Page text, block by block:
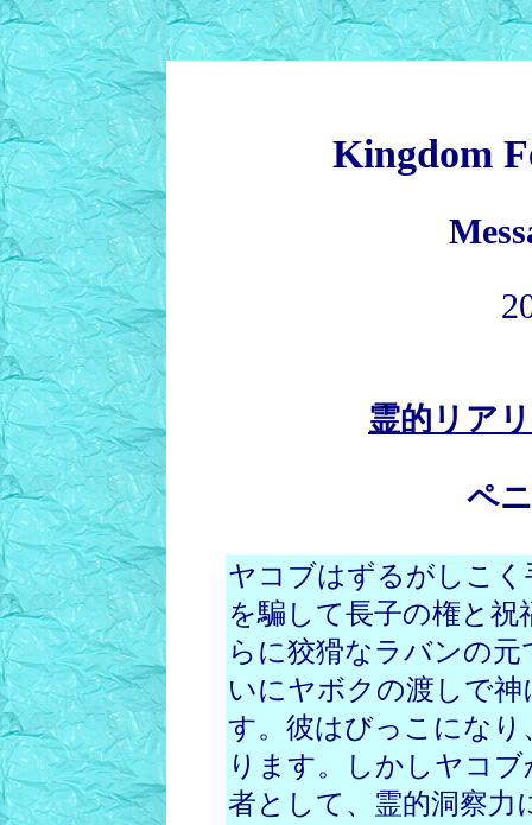
Kingdom
霊的リア
ペ
ヤコブはずるがしこ
を騙して長子の権と
らに狡猾なラバンの
いにヤボクの渡しで
す。彼はびっこにな
ります。しかしヤコ
者として、霊的洞察力